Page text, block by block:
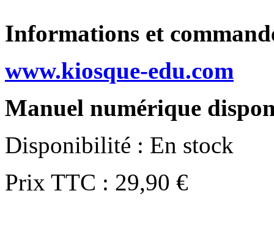
Informations et
www.kiosque-edu.com
Manuel numérique
Disponibilité : En stock
Prix TTC : 29,90 €